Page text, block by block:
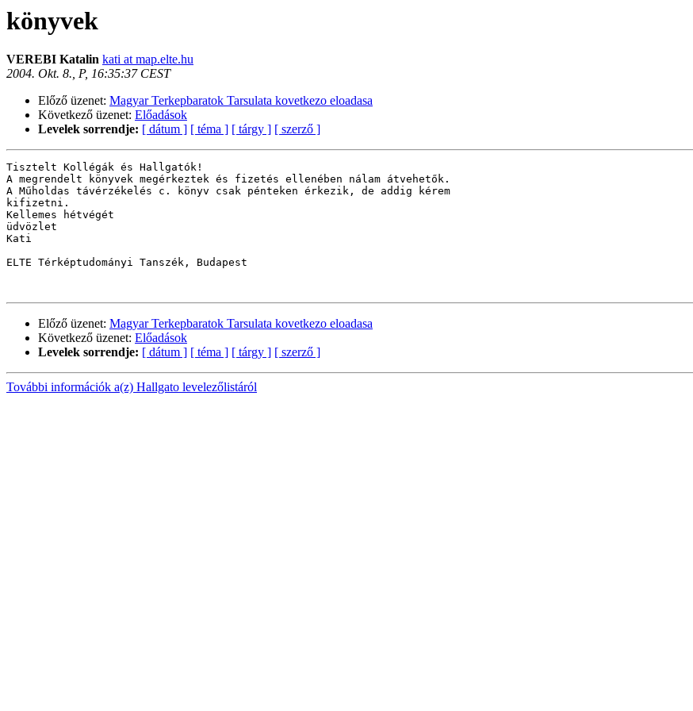
könyvek
VEREBI Katalin kati at map.elte.hu
2004. Okt. 8., P, 16:35:37 CEST
Előző üzenet: Magyar Terkepbaratok Tarsulata kovetkezo eloadasa
Következő üzenet: Előadások
Levelek sorrendje: [ dátum ] [ téma ] [ tárgy ] [ szerző ]
Tisztelt Kollégák és Hallgatók!
A megrendelt könyvek megérkeztek és fizetés ellenében nálam átvehetők.
A Műholdas távérzékelés c. könyv csak pénteken érkezik, de addig kérem
kifizetni.
Kellemes hétvégét
üdvözlet
Kati
ELTE Térképtudományi Tanszék, Budapest
Előző üzenet: Magyar Terkepbaratok Tarsulata kovetkezo eloadasa
Következő üzenet: Előadások
Levelek sorrendje: [ dátum ] [ téma ] [ tárgy ] [ szerző ]
További információk a(z) Hallgato levelezőlistáról